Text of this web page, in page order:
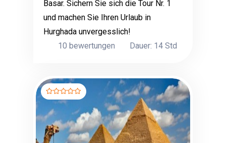
Basar. Sichern Sie sich die Tour Nr. 1
und machen Sie Ihren Urlaub in
Hurghada unvergesslich!
10 bewertungen
Dauer: 14 Std